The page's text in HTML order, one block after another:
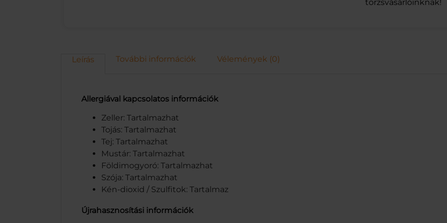
törzsvásárlóinknak!
Leírás További információk Vélemények (0)
Allergiával kapcsolatos információk
Zeller: Tartalmazhat
Tojás: Tartalmazhat
Tej: Tartalmazhat
Mustár: Tartalmazhat
Földimogyoró: Tartalmazhat
Szója: Tartalmazhat
Kén-dioxid / Szulfitok: Tartalmaz
Újrahasznosítási információk